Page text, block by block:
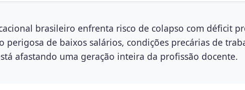
brasileiro enfrenta risco de colapso com déficit
perigosa de baixos salários, condições precárias de
afastando uma geração inteira da profissão docente.